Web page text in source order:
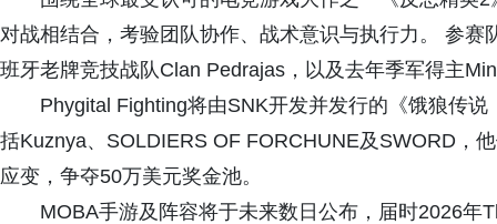
对战相结合，考验团队协作、战术意识与执行力。 参
班牙老牌竞技战队Clan Pedrajas，以及去年季军得主
Phygital Fighting将由SNK开发并发行的《饿狼传
括Kuznya、SOLDIERS OF FORCHUNE及SWORD，
应变，争夺50万美元奖金池。
MOBA手游及阵容将于未来数日公布，届时2026